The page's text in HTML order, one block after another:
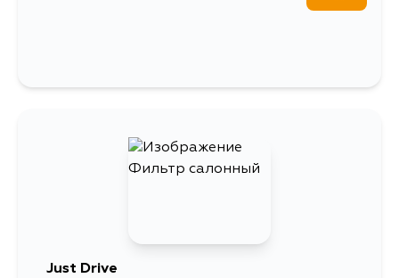
Just Drive